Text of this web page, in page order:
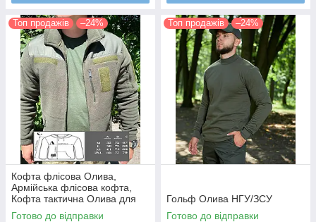
Топ продажів –24%
Кофта флісова Олива,
Армійська флісова кофта,
Кофта тактична Олива для
ЗСУ/НГУ
Готово до відправки
Топ продажів –24%
Гольф Олива НГУ/ЗСУ
Готово до відправки